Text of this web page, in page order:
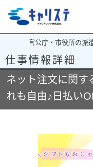
官公庁・市役所の派
仕事情報詳細
ネット注文に関
れも自由♪日払い